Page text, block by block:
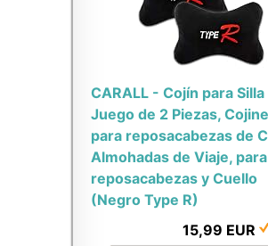
CARALL - Cojín para Silla
Juego de 2 Piezas,
para reposacabezas de
Almohadas de Viaje, para
reposacabezas y Cuello
(Negro Type R)
15,99 EUR